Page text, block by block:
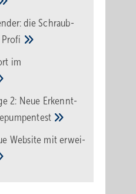
die Schraub­
Pro­fi
im
2: Neue Erkennt­
Web­site mit erwei­